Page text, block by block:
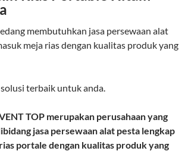
membutuhkan jasa persewaan alat
meja rias dengan kualitas produk yang
terbaik untuk anda.
TOP merupakan perusahaan yang
jasa persewaan alat pesta lengkap
portale dengan kualitas produk yang